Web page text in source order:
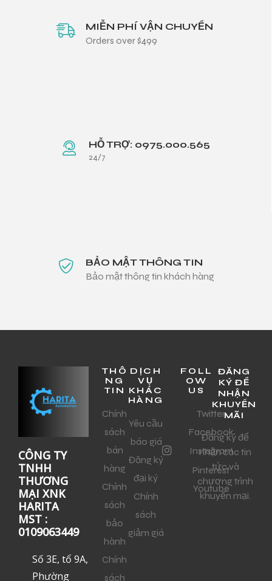
MIỄN PHÍ VẬN CHUYỂN
Orders over $499
HỖ TRỢ: 0975.000.565
24/7
BẢO MẬT THÔNG TIN
Bảo mật thông tin khách hàng
CÔNG TY
TNHH
THƯƠNG
MẠI XNK
HARITA
MST :
0109063449
Số 3E, tổ 9A,
Phường
THÔ
NG
TIN
Chính
sách
bán
hàng
Chính
sách
bảo
hành
Chính
sách
DỊCH
VỤ
KHÁC
HÀNG
Yêu cầu
báo giá
Đăng ký
đại ký
Chính
sách
giảm giá
FOLL
OW
US
Twitter
Facebook
Instagram
Pinterest
Youtube
ĐĂNG
KÝ ĐỂ
NHẬN
KHUYẾN
MÃI
Đăng ký để
nhận các tin
tức và
chương trình
khuyến mại.